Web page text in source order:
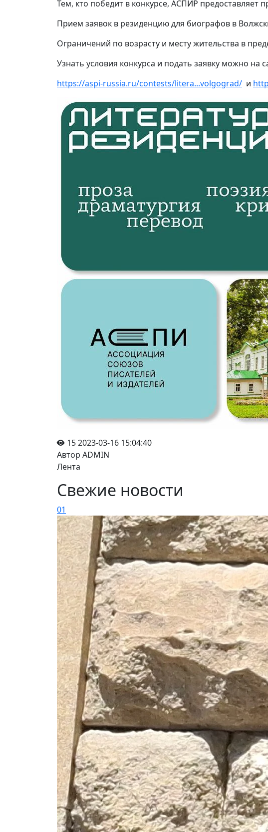
Тем, кто победит в конкурсе, АСПИР предоставляет
Прием заявок в резиденцию для биографов в
Ограничений по возрасту и месту жительства в
Узнать условия конкурса и подать заявку можно на
https://aspi-russia.ru/contests/litera...volgograd/ и
152023-03-16 15:04:40
Автор ADMIN
Лента
Свежие новости
01